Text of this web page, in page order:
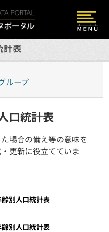
計表
ループ
口統計表
場合の備え等の意味を
更新に役立てていま
別人口統計表
別人口統計表